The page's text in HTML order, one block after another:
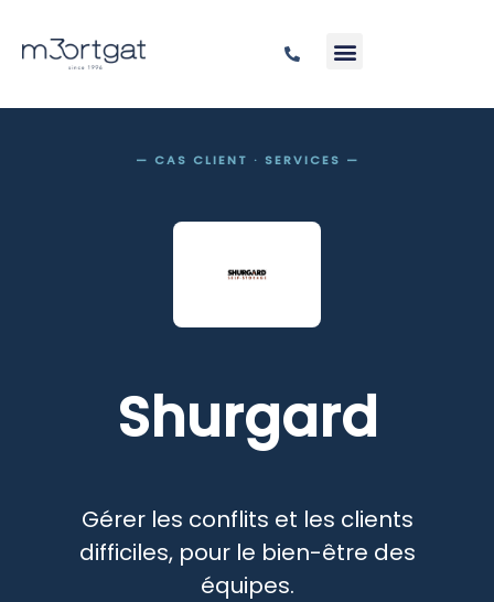
— CAS CLIENT · SERVICES —
Shurgard
Gérer les conflits et les clients
difficiles, pour le bien-être des
équipes.